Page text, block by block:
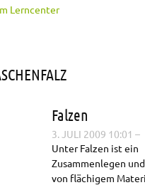
Lerncenter
Falzen
3. JULI 2009 10:01 –
Unter Falzen ist ein
Zusammenlegen
von flächigem